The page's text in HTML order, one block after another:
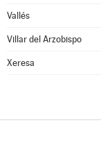
Vallés
Villar del Arzobispo
Xeresa